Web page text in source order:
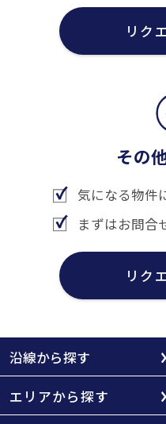
リク
その
気になる物件
まずはお問合
リク
沿線から探す
エリアから探す